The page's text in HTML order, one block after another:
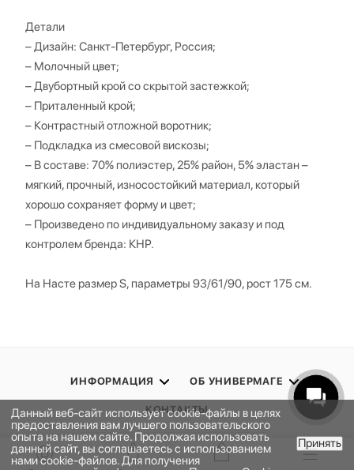
В КОРЗИНУ
Детали
– Дизайн: Санкт-Петербург, Россия;
– Молочный цвет;
– Двубортный крой со скрытой застежкой;
– Приталенный крой;
– Контрастный отложной воротник;
– Подкладка из смесовой вискозы;
– В составе: 70% полиэстер, 25% район, 5% эластан –
мягкий, прочный, износостойкий материал, который
хорошо сохраняет форму и цвет;
– Произведено по индивидуальному заказу и под
контролем бренда: КНР.
На Насте размер S, параметры 93/61/90, рост 175 см.
ИНФОРМАЦИЯ ОБ УНИВЕРМАГЕ
КОНТАКТЫ
ПОДПИСАТЬСЯ НА РАССЫЛКУ
Данный веб-сайт использует cookie-файлы в целях
предоставления вам лучшего пользовательского
опыта на нашем сайте. Продолжая использовать
данный сайт, вы соглашаетесь с использованием
нами cookie-файлов. Для получения
Принять